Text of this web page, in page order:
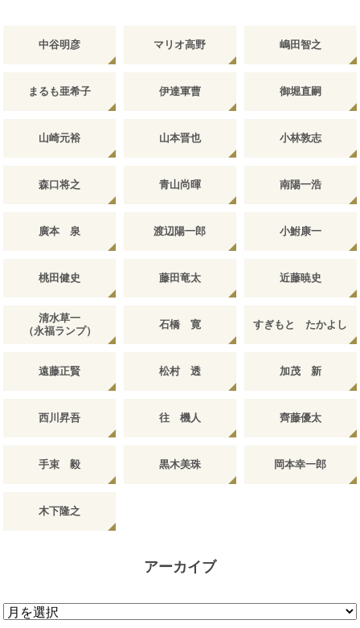
中谷明彦 マリオ高野 嶋田智之
まるも亜希子 伊達軍曹 御堀直嗣
山崎元裕 山本晋也 小林敦志
森口将之 青山尚暉 南陽一浩
廣本 泉 渡辺陽一郎 小鮒康一
桃田健史 藤田竜太 近藤暁史
清水草一
（永福ランプ）
石橋 寛 すぎもと たかよし
遠藤正賢 松村 透 加茂 新
西川昇吾 往 機人 齊藤優太
手束 毅 黒木美珠 岡本幸一郎
木下隆之
アーカイブ
ア